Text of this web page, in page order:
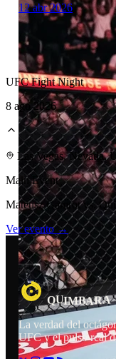
Laboratorio Técnico
12 abr 2026
UFC Fight Night
8 ago 2026
Las Vegas, Nevada,
Main Event
Mateusz Gamrot vs.
Ver evento →
QUIMBARA
La verdad del
UFC y el pulso real